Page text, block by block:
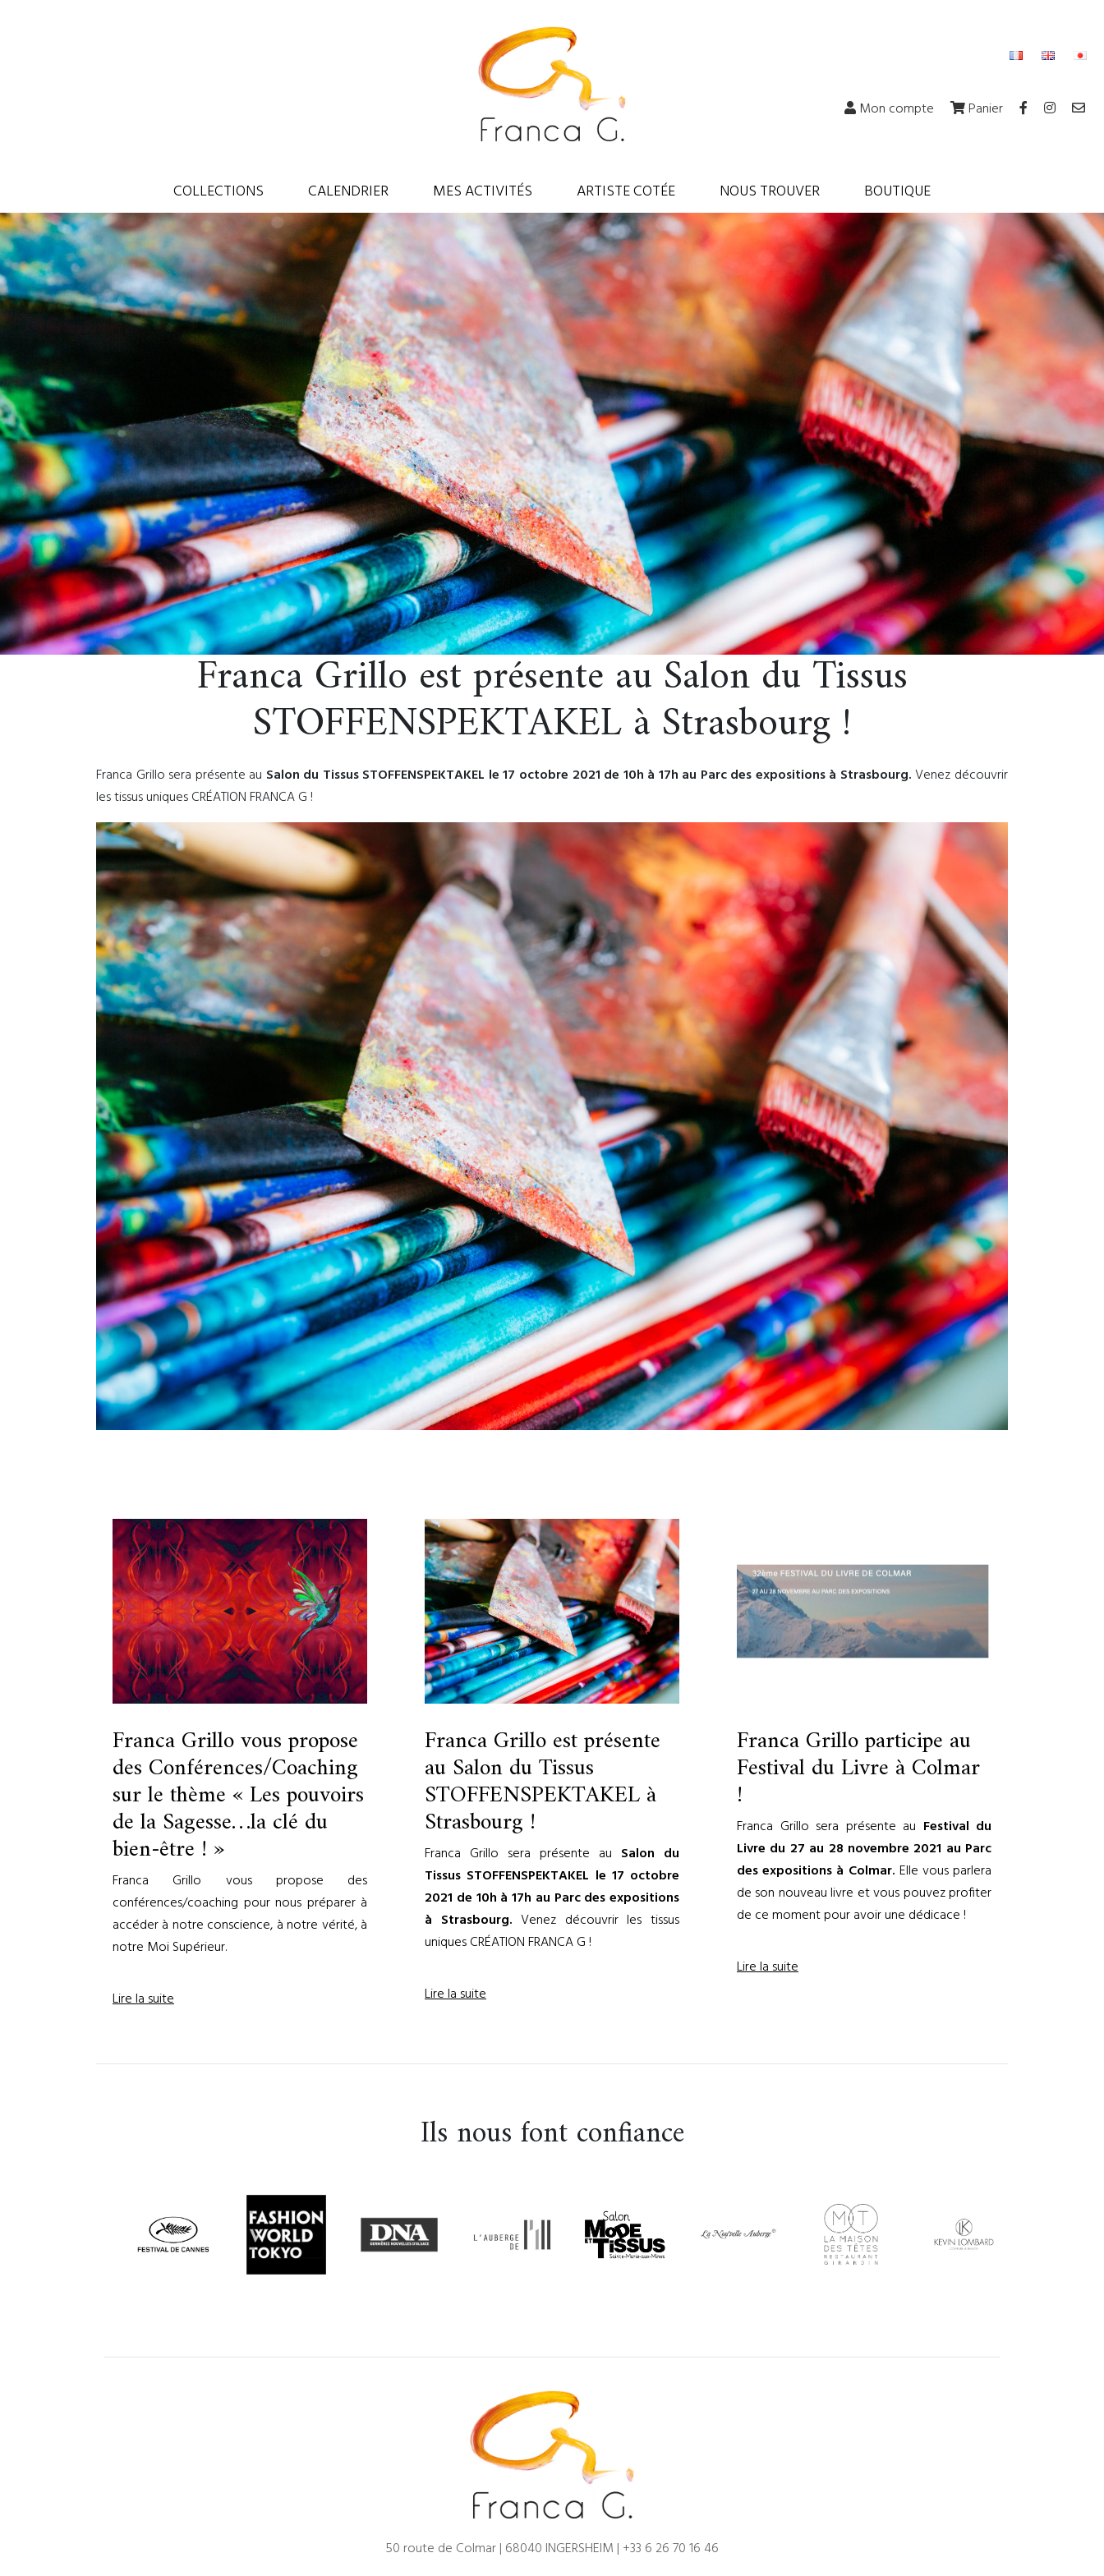
Mon compte Panier
COLLECTIONS CALENDRIER MES ACTIVITÉS ARTISTE COTÉE NOUS TROUVER BOUTIQUE
Franca Grillo est présente au Salon du Tissus
STOFFENSPEKTAKEL à Strasbourg !
Franca Grillo sera présente au Salon du Tissus STOFFENSPEKTAKEL le 17 octobre 2021 de 10h à 17h au Parc des expositions à Strasbourg.Venez découvrir
les tissus uniques CRÉATION FRANCA G !
Franca Grillo vous propose
des Conférences/Coaching
sur le thème « Les pouvoirs
de la Sagesse…la clé du
bien-être ! »
Franca Grillo vous propose des
conférences/coaching pour nous préparer à
accéder à notre conscience, à notre vérité, à
notre Moi Supérieur.
Lire la suite
Franca Grillo est présente
au Salon du Tissus
STOFFENSPEKTAKEL à
Strasbourg !
Franca Grillo sera présente au Salon du
Tissus STOFFENSPEKTAKEL le 17 octobre
2021 de 10h à 17h au Parc des expositions
à Strasbourg. Venez découvrir les tissus
uniques CRÉATION FRANCA G !
Lire la suite
Franca Grillo participe au
Festival du Livre à Colmar
!
Franca Grillo sera présente au Festival du
Livre du 27 au 28 novembre 2021 au Parc
des expositions à Colmar. Elle vous parlera
de son nouveau livre et vous pouvez profiter
de ce moment pour avoir une dédicace !
Lire la suite
Ils nous font confiance
50 route de Colmar | 68040 INGERSHEIM | +33 6 26 70 16 46